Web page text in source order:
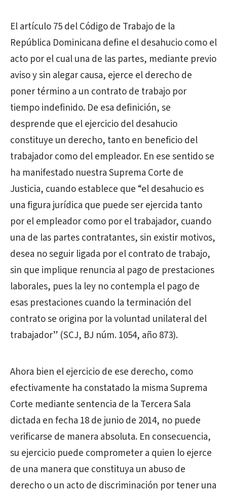
El artículo 75 del Código de Trabajo de la
República Dominicana define el desahucio como el
acto por el cual una de las partes, mediante previo
aviso y sin alegar causa, ejerce el derecho de
poner término a un contrato de trabajo por
tiempo indefinido. De esa definición, se
desprende que el ejercicio del desahucio
constituye un derecho, tanto en beneficio del
trabajador como del empleador. En ese sentido se
ha manifestado nuestra Suprema Corte de
Justicia, cuando establece que “el desahucio es
una figura jurídica que puede ser ejercida tanto
por el empleador como por el trabajador, cuando
una de las partes contratantes, sin existir motivos,
desea no seguir ligada por el contrato de trabajo,
sin que implique renuncia al pago de prestaciones
laborales, pues la ley no contempla el pago de
esas prestaciones cuando la terminación del
contrato se origina por la voluntad unilateral del
trabajador” (SCJ, BJ núm. 1054, año 873).
Ahora bien el ejercicio de ese derecho, como
efectivamente ha constatado la misma Suprema
Corte mediante sentencia de la Tercera Sala
dictada en fecha 18 de junio de 2014, no puede
verificarse de manera absoluta. En consecuencia,
su ejercicio puede comprometer a quien lo ejerce
de una manera que constituya un abuso de
derecho o un acto de discriminación por tener una